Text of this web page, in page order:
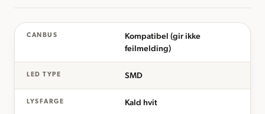
CANBUS
Kompatibel (gir ikke
feilmelding)
LED TYPE SMD
LYSFARGE Kald hvit